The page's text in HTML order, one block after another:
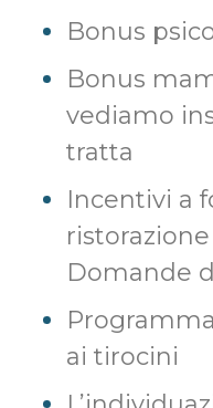
Bonus
Bonus
vediamo
tratta
Incentivi a
Domande
ai tirocini